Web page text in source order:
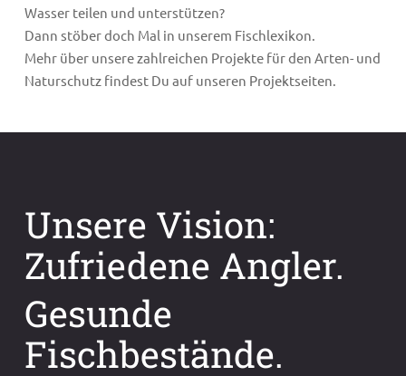
Wasser teilen und unterstützen?
Dann stöber doch Mal in unserem Fischlexikon.
Mehr über unsere zahlreichen Projekte für den Arten- und
Naturschutz findest Du auf unseren Projektseiten.
Unsere Vision:
Zufriedene Angler.
Gesunde
Fischbestände.